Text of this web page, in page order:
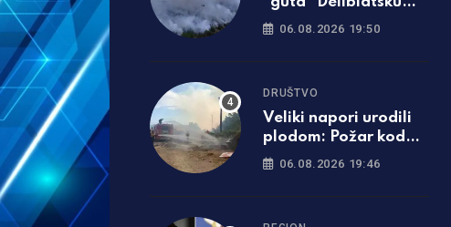
peščaru: Cijelo selo
06.08.2026 19:50
DRUŠTVO
Veliki napori urodili
plodom: Požar kod
Trebinja pod
06.08.2026 19:46